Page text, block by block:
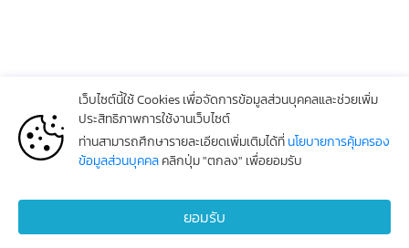
เว็บไซต์นี้ใช้ Cookies เพื่อจัดการข้อมูลส่วนบุคคลและช่วยเพิ่ม
ประสิทธิภาพการใช้งานเว็บไซต์
ท่านสามารถศึกษารายละเอียดเพิ่มเติมได้ที่นโยบายการคุ้มครอง
ข้อมูลส่วนบุคคลคลิกปุ่ม "ตกลง" เพื่อยอมรับ
ยอมรับ